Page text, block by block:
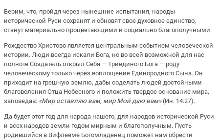
Верим, что, пройдя через нынешние испытания, народы
исторической Руси сохранят и обновят свое духовное единство,
станут материально процветающими и социально благополучными.
Рождество Христово является центральным событием человеческой
истории. Люди всегда искали Бога, но во всей возможной для нас
полноте Создатель открыл Себя — Триединого Бога — роду
человеческому только через воплощение Единородного Сына. Он
приходит на грешную землю, дабы соделать людей достойными
благоволения Отца Небесного и положить твердое основание мира,
заповедав: «Мир оставляю вам, мир Мой даю вам»(Ин. 14:27).
Да будет этот год для народа нашего, для народов исторической Руси
и всех народов земли годом мирным и благополучным. Пусть
родившийся в Вифлееме Богомладенец поможет нам обрести